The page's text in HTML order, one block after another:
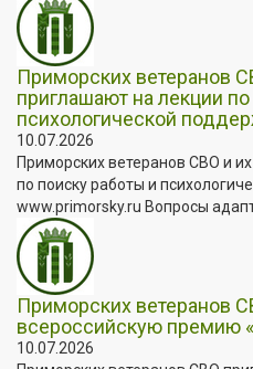
Приморских ветеранов
приглашают на лекции
психологической
10.07.2026
Приморских ветеранов СВО и
по поиску работы и
www.primorsky.ru Вопросы
Приморских ветеранов
всероссийскую премию
10.07.2026